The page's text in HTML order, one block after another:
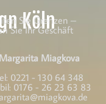
Köln
Sie Grenzen –
Sie Ihr Geschäft
Margarita Miagkova
0221 - 130 64 348
0176 - 26 23 63 83